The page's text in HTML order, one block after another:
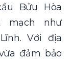
Bửu Hòa
mạch như
Với địa
đảm bảo